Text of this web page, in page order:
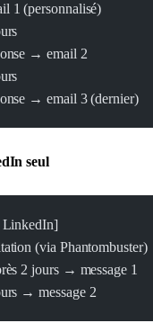
1 (personnalisé)
→ email 2
→ email 3 (dernier)
seul
LinkedIn]
(via Phantombuster)
2 jours → message 1
→ message 2